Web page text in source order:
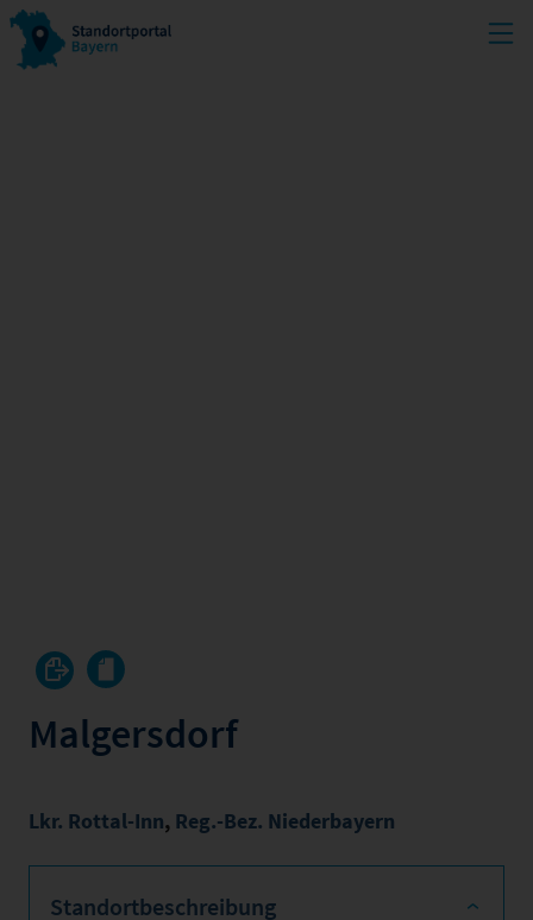
Malgersdorf
Lkr. Rottal-Inn, Reg.-Bez. Niederbayern
Standortbeschreibung